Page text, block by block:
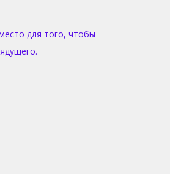
для того, чтобы